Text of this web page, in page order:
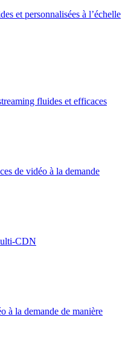
et personnalisées à l’échelle
fluides et efficaces
de vidéo à la demande
CDN
à la demande de manière